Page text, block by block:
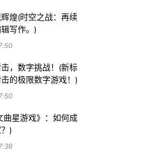
煌(时空之战：再续
写作。)
，数字挑战！(新标
的极限数字游戏！)
曲星游戏》：如何成
)